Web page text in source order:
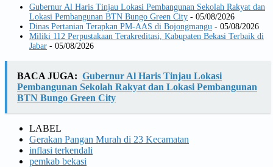
Gubernur Al Haris Tinjau Lokasi Pembangunan Sekolah Rakyat dan
Lokasi Pembangunan BTN Bungo Green City - 05/08/2026
Dinas Pertanian Terapkan PM-AAS di Bojongmangu - 05/08/2026
Miliki 112 Perpustakaan Terakreditasi, Kabupaten Bekasi Terbaik di
Jabar - 05/08/2026
BACA JUGA: Gubernur Al Haris Tinjau Lokasi
Pembangunan Sekolah Rakyat dan Lokasi Pembangunan
BTN Bungo Green City
LABEL
Gerakan Pangan Murah di 23 Kecamatan
inflasi terkendali
pemkab bekasi